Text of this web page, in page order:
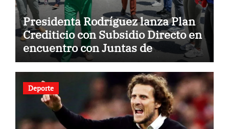
Presidenta Rodríguez lanza Plan
Crediticio con Subsidio Directo en
encuentro con Juntas de
Condominio
Deporte